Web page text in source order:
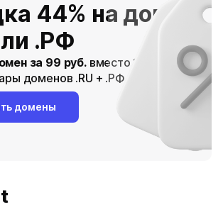
44% на домен
.РФ
за 99 руб.вместо 179 руб. при
доменов .RU + .РФ
домены